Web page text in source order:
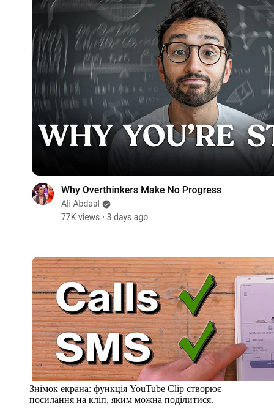
Знімок екрана: функція YouTube Clip створює
посилання на кліп, яким можна поділитися.